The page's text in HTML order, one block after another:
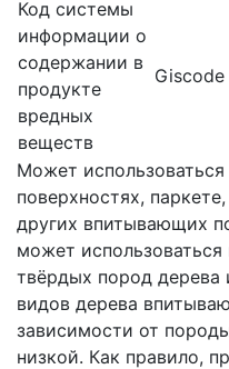
Код системы
информации о
содержании в
продукте
вредных
веществ
Giscode
Может
поверхностях,
других впитывающих
может
твёрдых пород дерева
видов дерева
зависимости от
низкой. Как правило,